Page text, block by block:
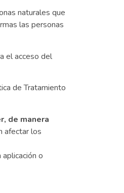
naturales que
las personas
el acceso del
de Tratamiento
de manera
afectar los
o